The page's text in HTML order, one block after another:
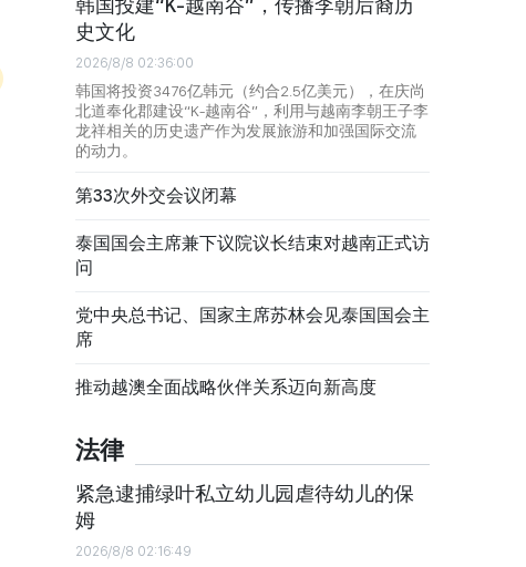
韩国投建“K-越南谷”，传播李朝后裔历
史文化
2026/8/8 02:36:00
韩国将投资3476亿韩元（约合2.5亿美元），在庆尚
北道奉化郡建设“K-越南谷”，利用与越南李朝王子李
龙祥相关的历史遗产作为发展旅游和加强国际交流
的动力。
第33次外交会议闭幕
泰国国会主席兼下议院议长结束对越南正式访
问
党中央总书记、国家主席苏林会见泰国国会主
席
推动越澳全面战略伙伴关系迈向新高度
法律
紧急逮捕绿叶私立幼儿园虐待幼儿的保
姆
2026/8/8 02:16:49